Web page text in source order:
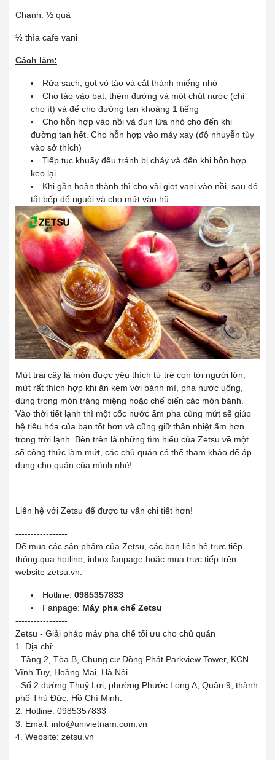
Chanh: ½ quả
½ thìa cafe vani
Cách làm:
Rửa sach, gọt vỏ táo và cắt thành miếng nhỏ
Cho táo vào bát, thêm đường và một chút nước (chỉ
cho ít) và để cho đường tan khoảng 1 tiếng
Cho hỗn hợp vào nồi và đun lửa nhỏ cho đến khi
đường tan hết. Cho hỗn hợp vào máy xay (độ nhuyễn tùy
vào sở thích)
Tiếp tục khuấy đều tránh bị cháy và đến khi hỗn hợp
keo lại
Khi gần hoàn thành thì cho vài giọt vani vào nồi, sau đó
tắt bếp để nguội và cho mứt vào hũ
Mứt trái cây là món được yêu thích từ trẻ con tới người lớn,
mứt rất thích hợp khi ăn kèm với bánh mì, pha nước uống,
dùng trong món tráng miệng hoặc chế biến các món bánh.
Vào thời tiết lạnh thì một cốc nước ấm pha cùng mứt sẽ giúp
hệ tiêu hóa của bạn tốt hơn và cũng giữ thân nhiệt ấm hơn
trong trời lạnh. Bên trên là những tìm hiểu của Zetsu về một
số công thức làm mứt, các chủ quán có thể tham khảo để áp
dụng cho quán của mình nhé!
Liên hệ với Zetsu để được tư vấn chi tiết hơn!
-----------------
Để mua các sản phẩm của Zetsu, các bạn liên hệ trực tiếp
thông qua hotline, inbox fanpage hoặc mua trực tiếp trên
website zetsu.vn.
Hotline: 0985357833
Fanpage: Máy pha chế Zetsu
-----------------
Zetsu - Giải pháp máy pha chế tối ưu cho chủ quán
1. Địa chỉ:
- Tầng 2, Tòa B, Chung cư Đồng Phát Parkview Tower, KCN
Vĩnh Tuy, Hoàng Mai, Hà Nội.
- Số 2 đường Thuỷ Lợi, phường Phước Long A, Quận 9, thành
phố Thủ Đức, Hồ Chí Minh.
2. Hotline: 0985357833
3. Email: info@univietnam.com.vn
4. Website: zetsu.vn